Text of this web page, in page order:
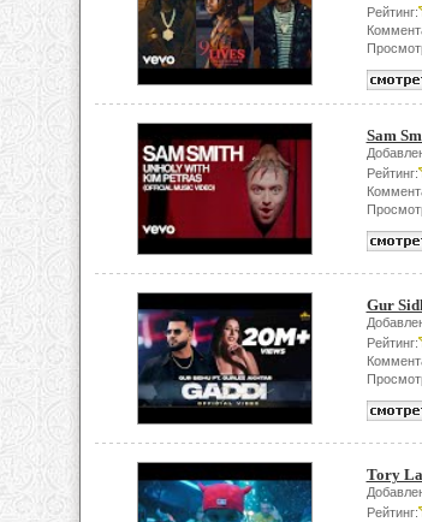
Рейтинг:
Sam
Рейтинг:
Gur
Рейтинг:
Tory
Рейтинг: